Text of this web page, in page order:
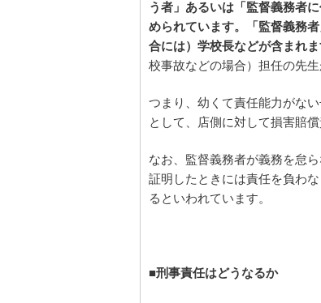
う者」あるいは「監督義務者
められています。「監督義務
合には）学校長などが含まれま
校事故などの場合）担任の先
つまり、幼くて責任能力がな
として、店側に対して損害賠
なお、監督義務者が義務を怠
証明したときには責任を負わ
るといわれています。
■刑事責任はどうなるか